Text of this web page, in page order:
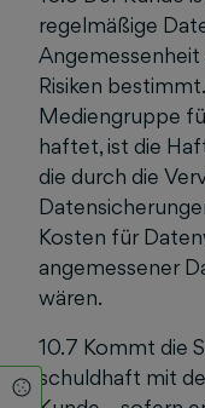
regelmäßige
Angemessenheit
Risiken
Mediengruppe
haftet, ist die
die durch die
Kosten für
angemessener
wären.
10.7 Kommt die
schuldhaft mit
Cookie Einstellungen